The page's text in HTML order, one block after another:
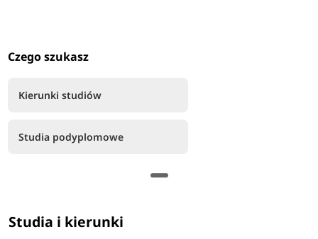
Czego szukasz
Kierunki studiów
Studia podyplomowe
Studia i kierunki